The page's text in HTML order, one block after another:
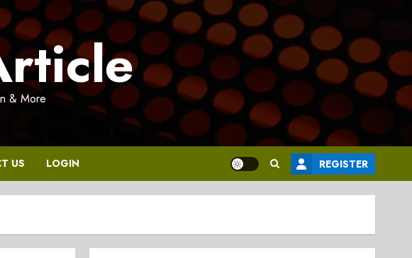
& More
US LOGIN REGISTER